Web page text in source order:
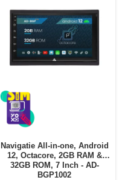
Navigatie All-in-one, Android
12, Octacore, 2GB RAM &
32GB ROM, 7 Inch - AD-
BGP1002